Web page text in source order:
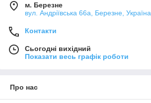
м. Березне
вул. Андріївська 66а, Березне, Україна
Контакти
Сьогодні вихідний
Показати весь графік роботи
Про нас